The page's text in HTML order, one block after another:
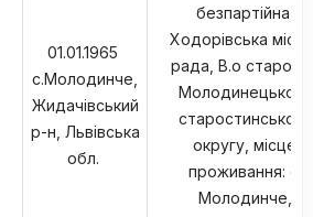
01.01.1965
с.Молодинче,
Жидачівський
р-н, Львівська
обл.
безпартійна,
Ходорівська
рада, В.о
Молодинецького
старостинського
округу, місце
проживання: с.
Молодинче,